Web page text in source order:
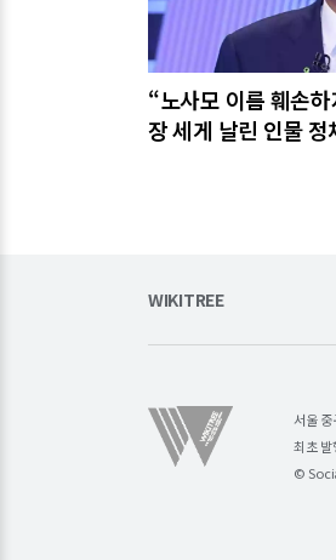
“노사모 이름 훼손
장 세게 날린 인물 정
WIKITREE
서울
최초
©